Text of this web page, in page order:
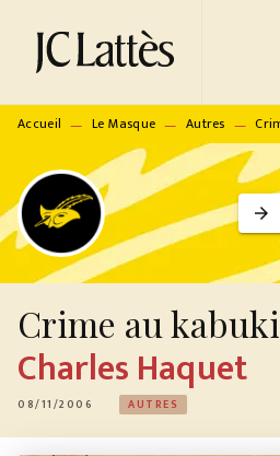
MENU RECHERCHE
PIED DE PAGE
Accueil — Le Masque — Autres —
arrow_forward
Crime au kabuki
Charles Haquet
08/11/2006 AUTRES